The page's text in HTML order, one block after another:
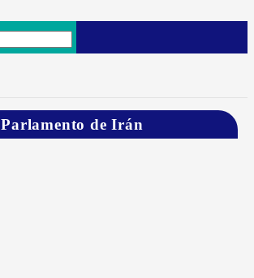
Parlamento de Irán